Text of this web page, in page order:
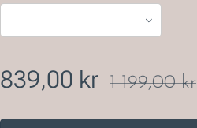
839,00 kr 1 199,00kr